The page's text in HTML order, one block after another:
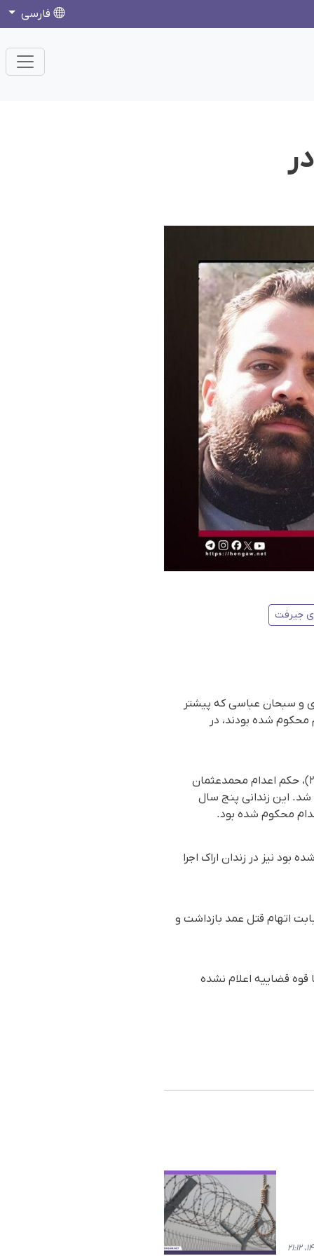
فارسی
جیرفت
و سبحان عباسی که پیشتر
محکوم شده بودند، در
بر اساس گزارش رسیده به سازمان حقوق بشری هه‌نگاو، بامداد یکشنبه ۱۰ خردادماه ۱۴۰۵ (۳۱ می ۲۰۲۶)، حکم اعدام محمدعثمان
اجرا شد. این زندانی پنج سال
محکوم شده بود.
نیز در زندان اراک اجرا
عباسی که پیشتر بابت اتهام قتل عمد بازداشت و
قوه قضاییه اعلام نشده